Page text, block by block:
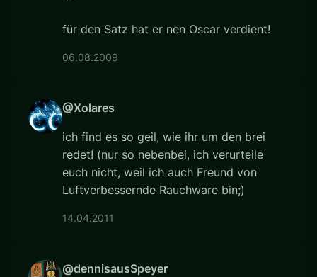
für den Satz hat er nen Oscar verdient!
06.08.2009
@Xolares
ich find es so geil, wie ihr um den brei
redet! (nur so nebenbei, ich verurteile
euch nicht, weil ich auch Freund von
Luftverbessernde Rauchware bin;)
14.04.2011
@dennisausSpeyer